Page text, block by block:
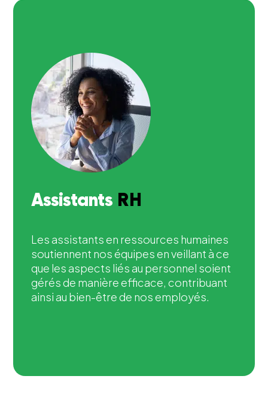
Assistants RH
Les assistants en ressources humaines
soutiennent nos équipes en veillant à ce
que les aspects liés au personnel soient
gérés de manière efficace, contribuant
ainsi au bien-être de nos employés.